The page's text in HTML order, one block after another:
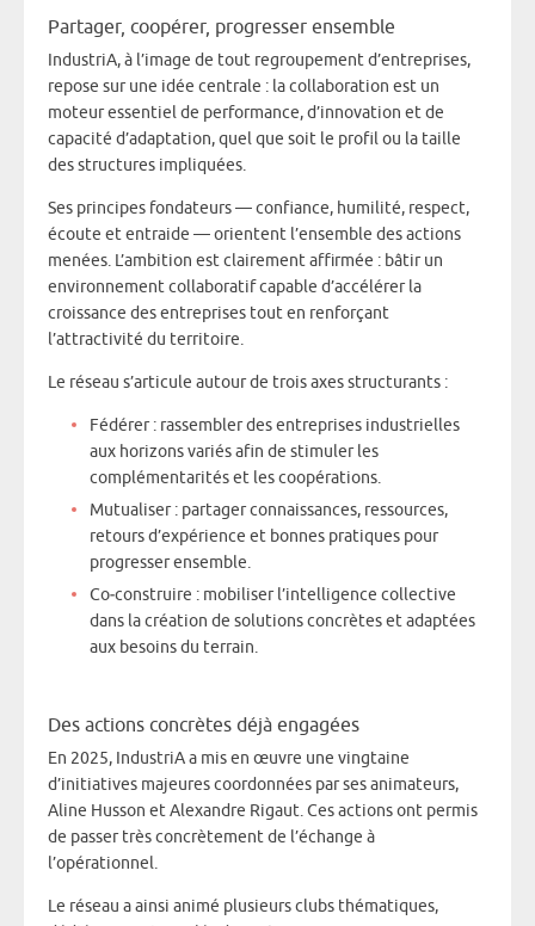
Partager, coopérer, progresser ensemble
IndustriA, à l’image de tout regroupement d’entreprises,
repose sur une idée centrale : la collaboration est un
moteur essentiel de performance, d’innovation et de
capacité d’adaptation, quel que soit le profil ou la taille
des structures impliquées.
Ses principes fondateurs — confiance, humilité, respect,
écoute et entraide — orientent l’ensemble des actions
menées. L’ambition est clairement affirmée : bâtir un
environnement collaboratif capable d’accélérer la
croissance des entreprises tout en renforçant
l’attractivité du territoire.
Le réseau s’articule autour de trois axes structurants :
Fédérer : rassembler des entreprises industrielles
aux horizons variés afin de stimuler les
complémentarités et les coopérations.
Mutualiser : partager connaissances, ressources,
retours d’expérience et bonnes pratiques pour
progresser ensemble.
Co‑construire : mobiliser l’intelligence collective
dans la création de solutions concrètes et adaptées
aux besoins du terrain.
Des actions concrètes déjà engagées
En 2025, IndustriA a mis en œuvre une vingtaine
d’initiatives majeures coordonnées par ses animateurs,
Aline Husson et Alexandre Rigaut. Ces actions ont permis
de passer très concrètement de l’échange à
l’opérationnel.
Le réseau a ainsi animé plusieurs clubs thématiques,